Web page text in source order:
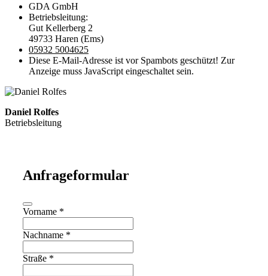
GDA GmbH
Betriebsleitung:
Gut Kellerberg 2
49733 Haren (Ems)
05932 5004625
Diese E-Mail-Adresse ist vor Spambots geschützt! Zur
Anzeige muss JavaScript eingeschaltet sein.
Daniel Rolfes
Betriebsleitung
Anfrageformular
Vorname *
Nachname *
Straße *